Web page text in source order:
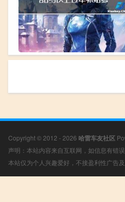
Copyright © 2012 - 2026 哈雷车友社区
声明：本站内容来自互联网，如信息有错
本站仅为个人兴趣爱好，不接盈利性广告